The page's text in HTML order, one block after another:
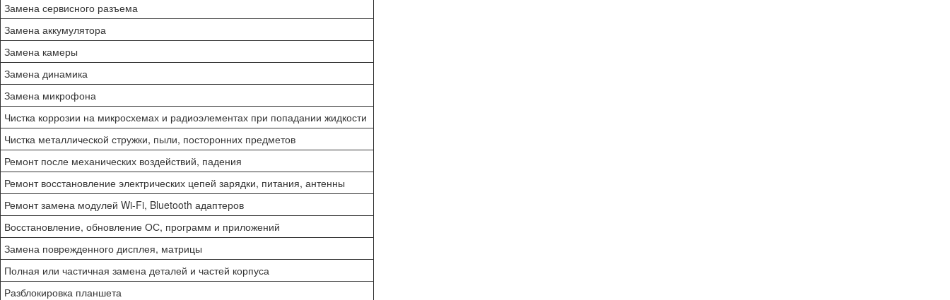
Замена сервисного разъема
Замена аккумулятора
Замена камеры
Замена динамика
Замена микрофона
Чистка коррозии на микросхемах и радиоэлементах при попадании жидкости
Чистка металлической стружки, пыли, посторонних предметов
Ремонт после механических воздействий, падения
Ремонт восстановление электрических цепей зарядки, питания, антенны
Ремонт замена модулей Wi-Fi, Bluetooth адаптеров
Восстановление, обновление ОС, программ и приложений
Замена поврежденного дисплея, матрицы
Полная или частичная замена деталей и частей корпуса
Разблокировка планшета